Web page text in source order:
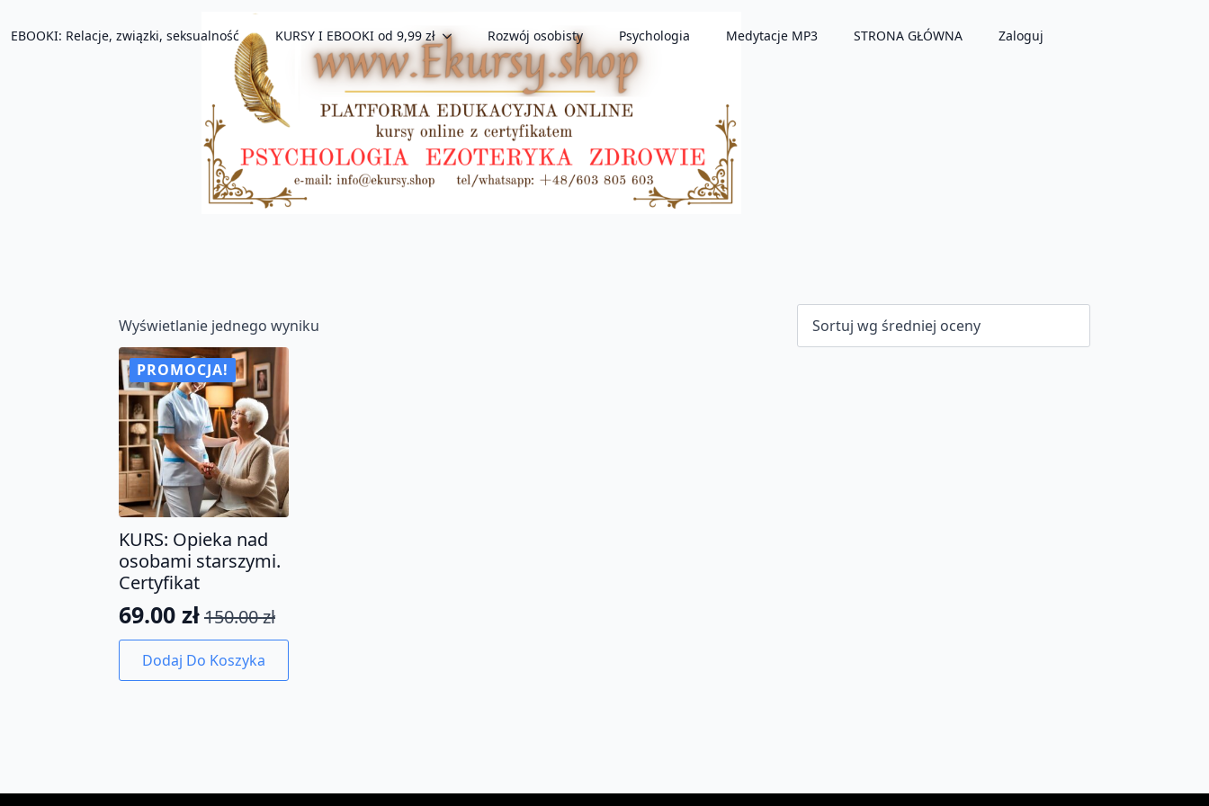
EBOOKI: Relacje, związki, seksualność KURSY I EBOOKI od 9,99 zł Rozwój osobisty Psychologia Medytacje MP3 STRONA GŁÓWNA Zaloguj
Wyświetlanie jednego wyniku
PROMOCJA!
KURS: Opieka nad
osobami starszymi.
Certyfikat
150.00zł
Pierwotna
cena
wynosiła:
69.00 zł
Aktualna
cena
wynosi:
Dodaj Do Koszyka